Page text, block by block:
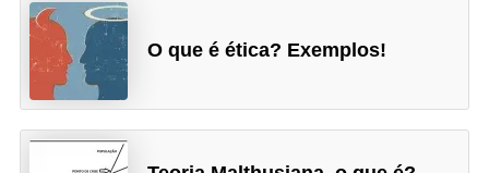
O que é ética? Exemplos!